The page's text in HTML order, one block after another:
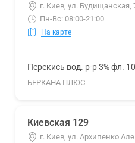
г. Киев, ул.
Пн-Вс: 08:00-21:00
На карте
Перекись вод. р-р 3% фл.
БЕРКАНА ПЛЮС
Киевская 129
г. Киев, ул. Архипенко